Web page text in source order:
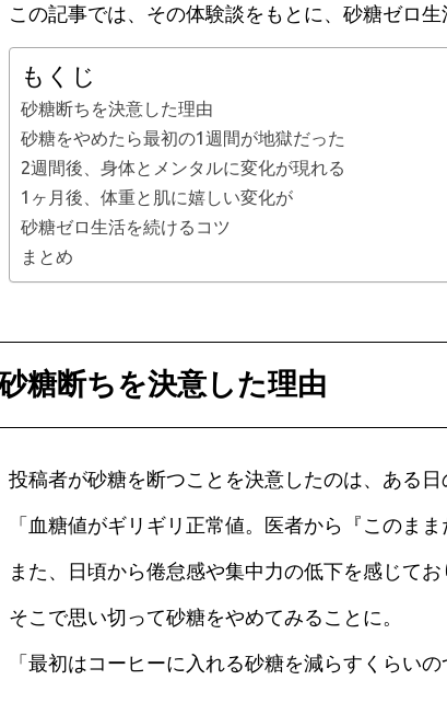
この記事では、その体験談をもとに、砂糖ゼロ
もくじ
砂糖断ちを決意した理由
砂糖をやめたら最初の1週間が地獄だった
2週間後、身体とメンタルに変化が現れる
1ヶ月後、体重と肌に嬉しい変化が
砂糖ゼロ生活を続けるコツ
まとめ
糖断ちを決意した理由
投稿者が砂糖を断つことを決意したのは、ある日
「血糖値がギリギリ正常値。医者から『このま
また、日頃から倦怠感や集中力の低下を感じて
そこで思い切って砂糖をやめてみることに。
「最初はコーヒーに入れる砂糖を減らすくらい